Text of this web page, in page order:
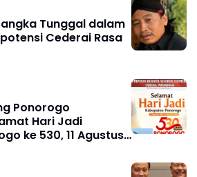
Tunggal dalam
Cederai Rasa
Ponorogo
Hari Jadi
ke 530, 11 Agustus